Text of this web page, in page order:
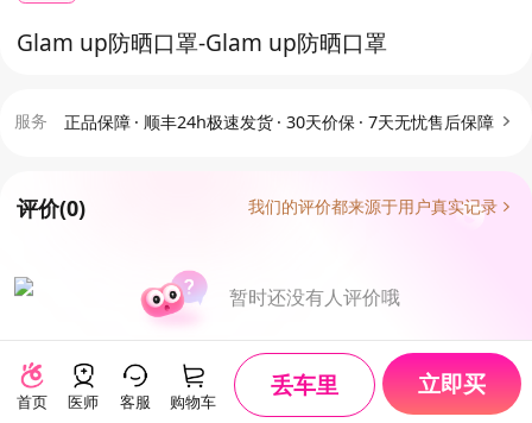
Glam up防晒口罩-Glam up防晒口罩
服务 正品保障 · 顺丰24h极速发货 · 30天价保 · 7天无忧售后保障
评价(0) 我们的评价都来源于用户真实记录
暂时还没有人评价哦
首页 医师 客服 购物车
丢车里 立即买